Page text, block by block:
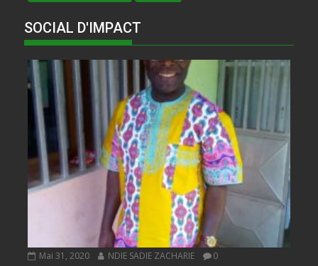
SOCIAL D'IMPACT
Mai 31, 2020 NDIE SADIE ZACHARIE 0